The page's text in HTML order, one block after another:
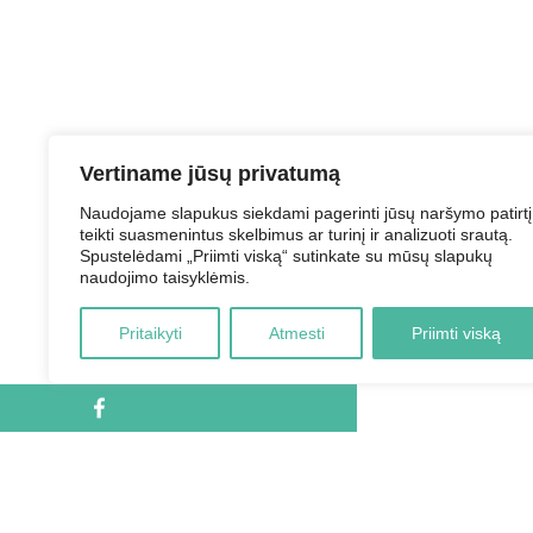
Vertiname jūsų privatumą
Naudojame slapukus siekdami pagerinti jūsų naršymo
teikti suasmenintus skelbimus ar turinį ir analizuoti srautą.
Spustelėdami „Priimti viską“ sutinkate su mūsų slapukų
naudojimo taisyklėmis.
Pritaikyti Atmesti Priimti viską